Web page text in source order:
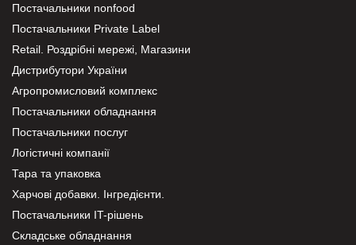
Постачальники nonfood
Постачальники Private Label
Retail. Роздрібні мережі, Магазини
Дистрибутори України
Агропромисловий комплекс
Постачальники обладнання
Постачальники послуг
Логістичні компанії
Тара та упаковка
Харчові добавки. Інгредієнти.
Постачальники IT-рішень
Складське обладнання